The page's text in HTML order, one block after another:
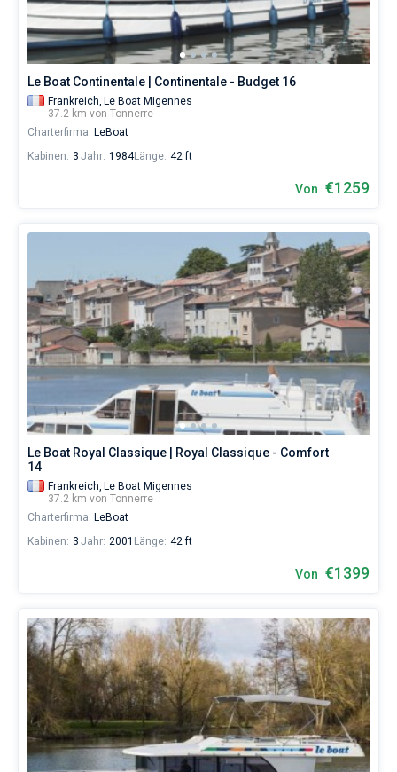
Le Boat Continentale | Continentale - Budget 16
Frankreich, Le Boat Migennes
37.2 km von Tonnerre
Charterfirma: LeBoat
Kabinen: 3 Jahr: 1984Länge: 42 ft
Von €1259
Le Boat Royal Classique | Royal Classique - Comfort
14
Frankreich, Le Boat Migennes
37.2 km von Tonnerre
Charterfirma: LeBoat
Kabinen: 3 Jahr: 2001 Länge: 42 ft
Von €1399